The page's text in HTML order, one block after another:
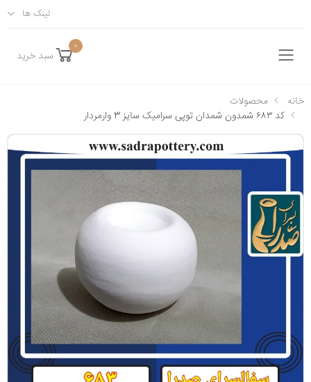
لینک ها
فهرست
0
سبد خرید
خانه
محصولات
کد ۶۸۳ شمدون شمدان توپی سرامیک سایز 3 وارمردار